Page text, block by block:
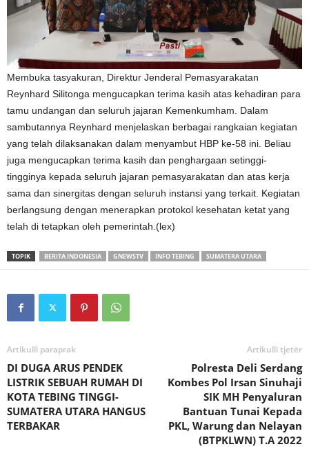
Membuka tasyakuran, Direktur Jenderal Pemasyarakatan
Reynhard Silitonga mengucapkan terima kasih atas kehadiran para
tamu undangan dan seluruh jajaran Kemenkumham. Dalam
sambutannya Reynhard menjelaskan berbagai rangkaian kegiatan
yang telah dilaksanakan dalam menyambut HBP ke-58 ini. Beliau
juga mengucapkan terima kasih dan penghargaan setinggi-
tingginya kepada seluruh jajaran pemasyarakatan dan atas kerja
sama dan sinergitas dengan seluruh instansi yang terkait. Kegiatan
berlangsung dengan menerapkan protokol kesehatan ketat yang
telah di tetapkan oleh pemerintah.(lex)
TOPIK BERITA INDONESIA GNEWSTV INFO TEBING SUMATERA UTARA
Artikulli paraprak
DI DUGA ARUS PENDEK
LISTRIK SEBUAH RUMAH DI
KOTA TEBING TINGGI-
SUMATERA UTARA HANGUS
TERBAKAR
Artikulli tjetër
Polresta Deli Serdang
Kombes Pol Irsan Sinuhaji
SIK MH Penyaluran
Bantuan Tunai Kepada
PKL, Warung dan Nelayan
(BTPKLWN) T.A 2022